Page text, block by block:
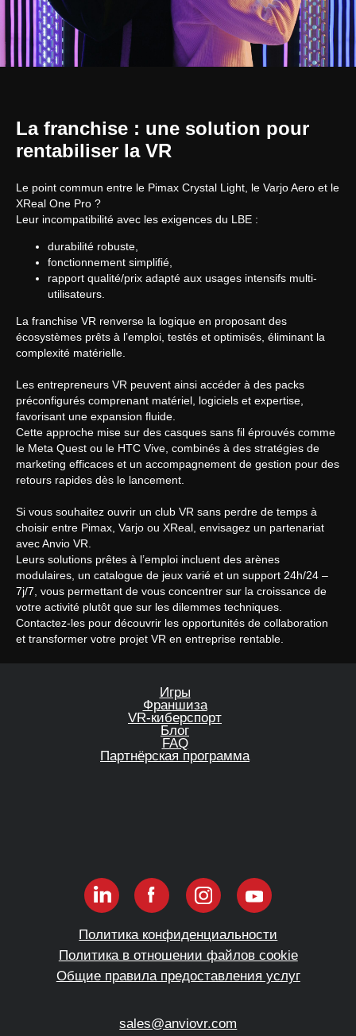
La franchise : une solution pour
rentabiliser la VR
Le point commun entre le Pimax Crystal Light, le Varjo Aero et le
XReal One Pro ?
Leur incompatibilité avec les exigences du LBE :
durabilité robuste,
fonctionnement simplifié,
rapport qualité/prix adapté aux usages intensifs multi-
utilisateurs.
La franchise VR renverse la logique en proposant des
écosystèmes prêts à l’emploi, testés et optimisés, éliminant la
complexité matérielle.
Les entrepreneurs VR peuvent ainsi accéder à des packs
préconfigurés comprenant matériel, logiciels et expertise,
favorisant une expansion fluide.
Cette approche mise sur des casques sans fil éprouvés comme
le Meta Quest ou le HTC Vive, combinés à des stratégies de
marketing efficaces et un accompagnement de gestion pour des
retours rapides dès le lancement.
Si vous souhaitez ouvrir un club VR sans perdre de temps à
choisir entre Pimax, Varjo ou XReal, envisagez un partenariat
avec Anvio VR.
Leurs solutions prêtes à l’emploi incluent des arènes
modulaires, un catalogue de jeux varié et un support 24h/24 –
7j/7, vous permettant de vous concentrer sur la croissance de
votre activité plutôt que sur les dilemmes techniques.
Contactez-les pour découvrir les opportunités de collaboration
et transformer votre projet VR en entreprise rentable.